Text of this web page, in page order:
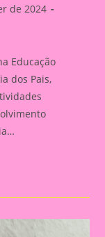
de 2024
Educação
dos Pais,